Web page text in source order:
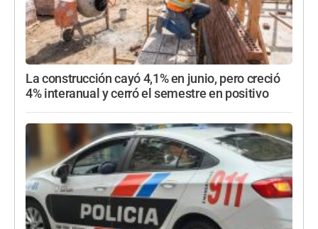
La construcción cayó 4,1% en junio, pero creció
4% interanual y cerró el semestre en positivo